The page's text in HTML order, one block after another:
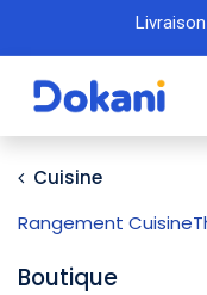
Se rendre au contenu
Livraison
Cuisine
Rangement Cuisine
Boutique